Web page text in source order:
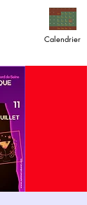
Calendrier